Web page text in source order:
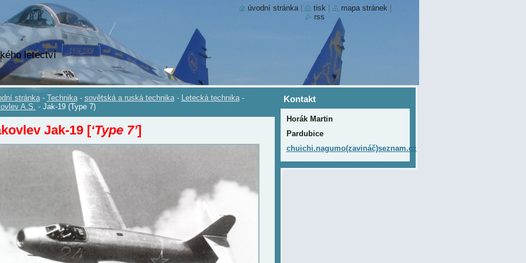
letectví
stránka - Technika - sovětská a ruská technika - Letecká technika -
A.S. - Jak-19 (Type 7)
Jak-19 [‘Type 7’]
Kontakt
Horák Martin
Pardubice
chuichi.nagumo(zavináč)seznam.cz
úvodní stránka tisk mapa stránek
rss